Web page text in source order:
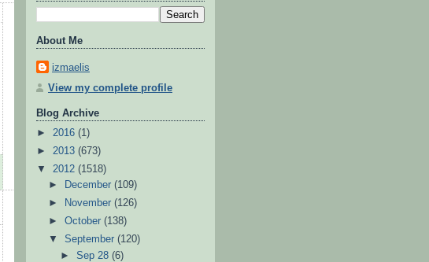
About Me
izmaelis
View my complete profile
Blog Archive
► 2016 (1)
► 2013 (673)
▼ 2012 (1518)
►
December(109)
►
November(126)
►October(138)
▼September(120)
►Sep 28(6)